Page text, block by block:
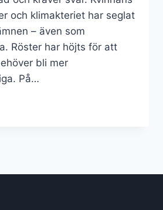
och klimakteriet har seglat
– även som
Röster har höjts för att
bli mer
På…